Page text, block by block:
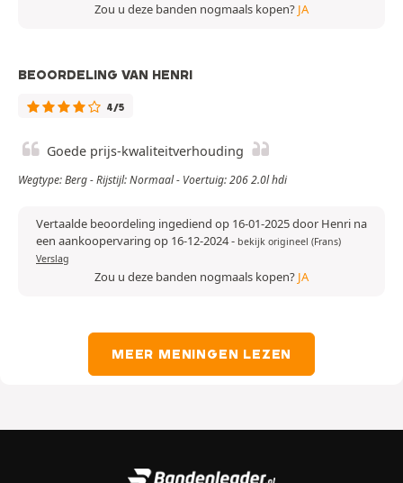
Zou u deze banden nogmaals kopen? JA
BEOORDELING VAN HENRI
4/5
Goede prijs-kwaliteitverhouding
Wegtype: Berg - Rijstijl: Normaal - Voertuig: 206 2.0l hdi
Vertaalde beoordeling ingediend op 16-01-2025 door Henri na
een aankoopervaring op 16-12-2024- bekijk origineel (Frans)
Verslag
Zou u deze banden nogmaals kopen? JA
MEER MENINGEN LEZEN